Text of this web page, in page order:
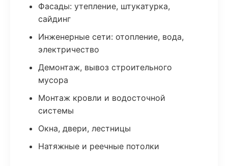
Фасады: утепление, штукатурка,
сайдинг
Инженерные сети: отопление, вода,
электричество
Демонтаж, вывоз строительного
мусора
Монтаж кровли и водосточной
системы
Окна, двери, лестницы
Натяжные и реечные потолки